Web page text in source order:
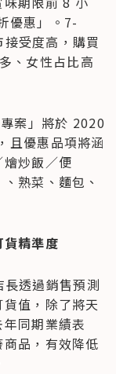
優惠」。7-
受度高，購買
、女性占比高
案」將於 2020
且優惠品項將涵
炒飯／便
熟菜、麵包、
精準度
透過銷售預測
值，除了將天
同期業績表
品，有效降低